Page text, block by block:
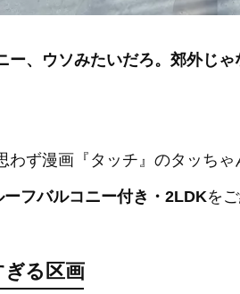
、 ウソみたいだろ。郊外じゃ
わず漫画『タッチ』のタッちゃ
フバルコニー付き・2LDKを
る区画